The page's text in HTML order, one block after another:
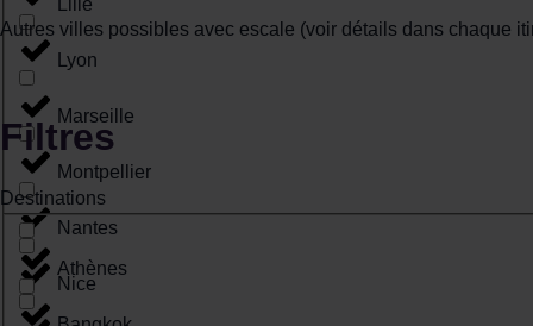
Lille
Lyon
Marseille
Montpellier
Nantes
Nice
Autres villes possibles avec escale (voir détails dans chaque
Filtres
Destinations
Athènes